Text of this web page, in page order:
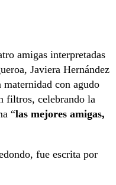
amigas interpretadas
Javiera Hernández
con agudo
filtros, celebrando la
“las mejores amigas,
fue escrita por